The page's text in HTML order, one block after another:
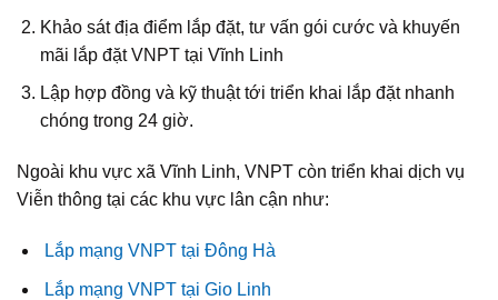
Khảo sát địa điểm lắp đặt, tư vấn gói cước và khuyến
mãi lắp đặt VNPT tại Vĩnh Linh
Lập hợp đồng và kỹ thuật tới triển khai lắp đặt nhanh
chóng trong 24 giờ.
Ngoài khu vực xã Vĩnh Linh, VNPT còn triển khai dịch vụ
Viễn thông tại các khu vực lân cận như:
Lắp mạng VNPT tại Đông Hà
Lắp mạng VNPT tại Gio Linh